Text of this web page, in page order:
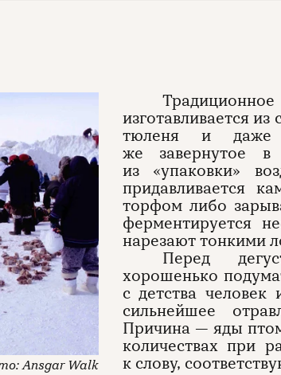
Ansgar Walk
изготавливается
тюленя и
же завернутое
из «упаковки»
придавливается
торфом либо
ферментируется
нарезают тонкими
Перед
хорошенько
с детства
сильнейшее
Причина — яды
количествах при
к слову,